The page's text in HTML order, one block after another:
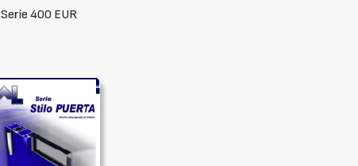
Serie 400 EUR